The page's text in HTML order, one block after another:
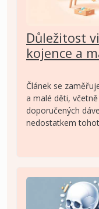
Důležitost
kojence a
Článek se
a malé děti,
doporučených
nedostatkem